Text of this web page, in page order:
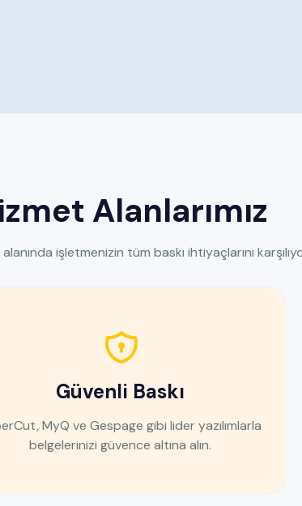
Alanlarımız
işletmenizin tüm baskı ihtiyaçlarını
Güvenli Baskı
MyQ ve Gespage gibi lider yazılımlarla
belgelerinizi güvence altına alın.